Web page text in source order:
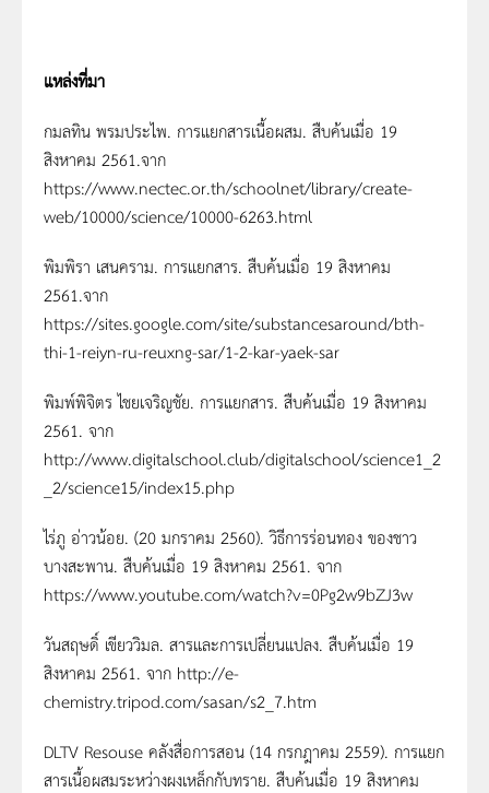
แหล่งที่มา
กมลทิน พรมประไพ. การแยกสารเนื้อผสม. สืบค้นเมื่อ 19
สิงหาคม 2561.จาก
https://www.nectec.or.th/schoolnet/library/create-
web/10000/science/10000-6263.html
พิมพิรา เสนคราม. การแยกสาร. สืบค้นเมื่อ 19 สิงหาคม
2561.จาก
https://sites.google.com/site/substancesaround/bth-
thi-1-reiyn-ru-reuxng-sar/1-2-kar-yaek-sar
พิมพ์พิจิตร ไชยเจริญชัย. การแยกสาร. สืบค้นเมื่อ 19 สิงหาคม
2561. จาก
http://www.digitalschool.club/digitalschool/science1_2
_2/science15/index15.php
ไร่ภู อ่าวน้อย. (20 มกราคม 2560). วิธีการร่อนทอง ของชาว
บางสะพาน. สืบค้นเมื่อ 19 สิงหาคม 2561. จาก
https://www.youtube.com/watch?v=0Pg2w9bZJ3w
วันสฤษดิ์ เขียววิมล. สารและการเปลี่ยนแปลง. สืบค้นเมื่อ 19
สิงหาคม 2561. จาก http://e-
chemistry.tripod.com/sasan/s2_7.htm
DLTV Resouse คลังสื่อการสอน (14 กรกฎาคม 2559). การแยก
สารเนื้อผสมระหว่างผงเหล็กกับทราย. สืบค้นเมื่อ 19 สิงหาคม